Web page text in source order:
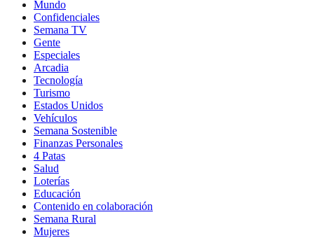
Mundo
Confidenciales
Semana TV
Gente
Especiales
Arcadia
Tecnología
Turismo
Estados Unidos
Vehículos
Semana Sostenible
Finanzas Personales
4 Patas
Salud
Loterías
Educación
Contenido en colaboración
Semana Rural
Mujeres